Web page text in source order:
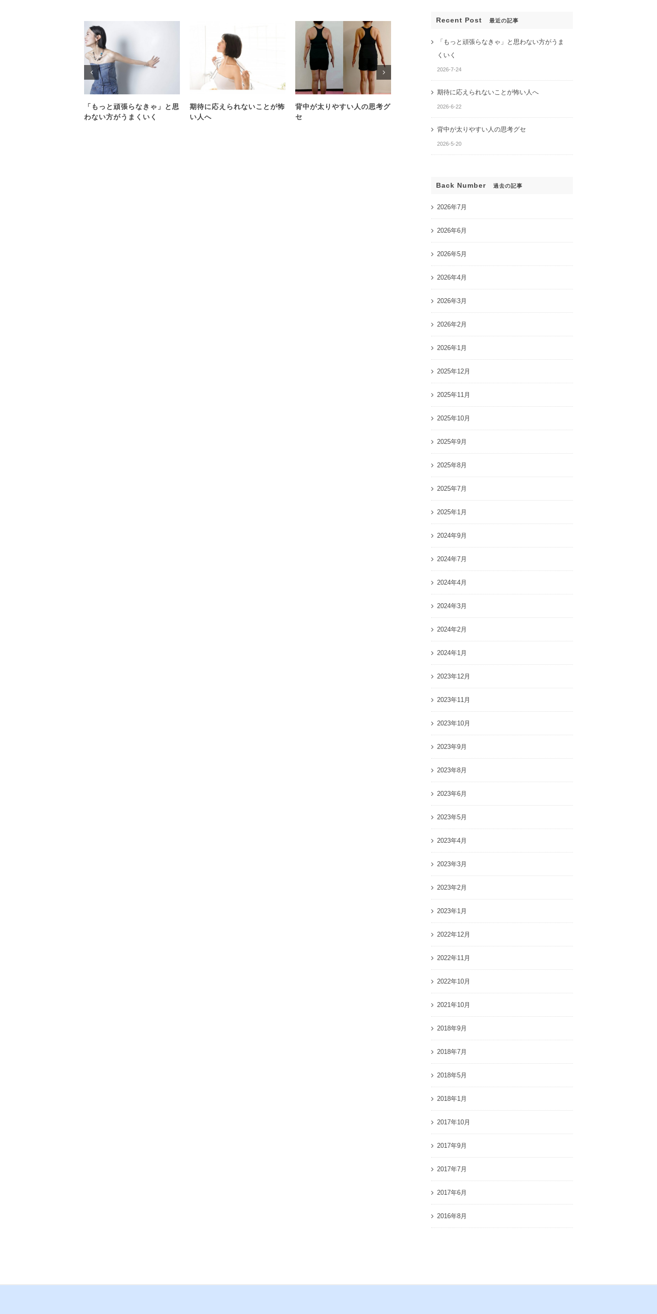
「もっと頑張らなきゃ」と思
わない方がうまくいく
期待に応えられないことが怖
い人へ
背中が太りやすい人の思考グ
セ
心理学を学んでも、変わらな
かる２つの質問
Recent Post 最近の記事
「もっと頑張らなきゃ」と思わない方がうま
くいく
2026-7-24
期待に応えられないことが怖い人へ
2026-6-22
背中が太りやすい人の思考グセ
2026-5-20
Back Number 過去の記事
2026年7月
2026年6月
2026年5月
2026年4月
2026年3月
2026年2月
2026年1月
2025年12月
2025年11月
2025年10月
2025年9月
2025年8月
2025年7月
2025年1月
2024年9月
2024年7月
2024年4月
2024年3月
2024年2月
2024年1月
2023年12月
2023年11月
2023年10月
2023年9月
2023年8月
2023年6月
2023年5月
2023年4月
2023年3月
2023年2月
2023年1月
2022年12月
2022年11月
2022年10月
2021年10月
2018年9月
2018年7月
2018年5月
2018年1月
2017年10月
2017年9月
2017年7月
2017年6月
2016年8月